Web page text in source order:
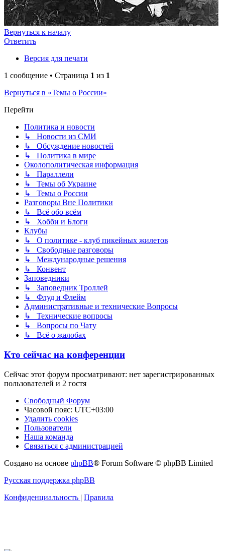
Вернуться к началу
Ответить
Версия для печати
1 сообщение • Страница 1 из 1
Вернуться в «Темы о России»
Перейти
Политика и новости
↳ Новости из СМИ
↳ Обсуждение новостей
↳ Политика в мире
Околополитическая информация
↳ Параллели
↳ Темы об Украине
↳ Темы о России
Разговоры Вне Политики
↳ Всё обо всём
↳ Хобби и Блоги
Клубы
↳ О политике - клуб пикейных жилетов
↳ Свободные разговоры
↳ Международные решения
↳ Конвент
Заповедники
↳ Заповедник Троллей
↳ Флуд и Флейм
Административные и технические Вопросы
↳ Технические вопросы
↳ Вопросы по Чату
↳ Всё о жалобах
Кто сейчас на конференции
Сейчас этот форум просматривают: нет зарегистрированных
пользователей и 2 гостя
Свободный Форум
Часовой пояс: UTC+03:00
Удалить cookies
Пользователи
Наша команда
Связаться с администрацией
Создано на основе phpBB® Forum Software © phpBB Limited
Русская поддержка phpBB
Конфиденциальность | Правила